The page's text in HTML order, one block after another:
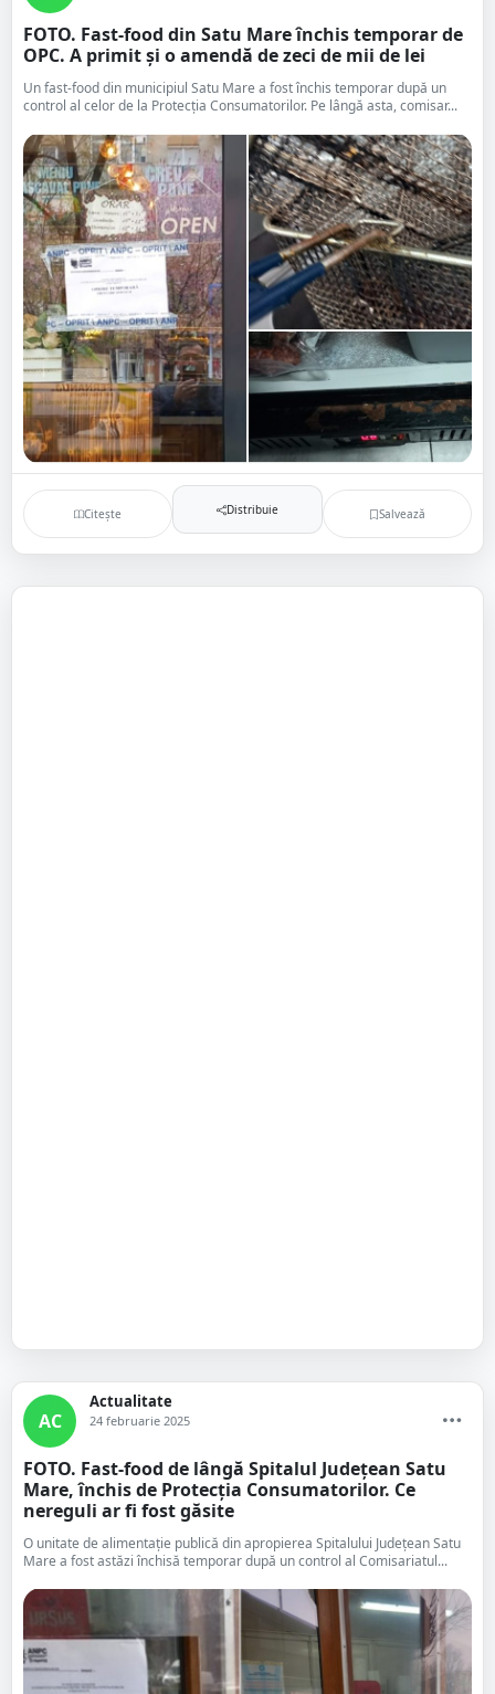
FOTO. Fast-food din Satu Mare închis temporar de
OPC. A primit și o amendă de zeci de mii de lei
Un fast-food din municipiul Satu Mare a fost închis temporar după un
control al celor de la Protecția Consumatorilor. Pe lângă asta, comisar...
Citește Distribuie Salvează
AC
Actualitate
24 februarie 2025
FOTO. Fast-food de lângă Spitalul Județean Satu
Mare, închis de Protecția Consumatorilor. Ce
nereguli ar fi fost găsite
O unitate de alimentație publică din apropierea Spitalului Județean Satu
Mare a fost astăzi închisă temporar după un control al Comisariatul...